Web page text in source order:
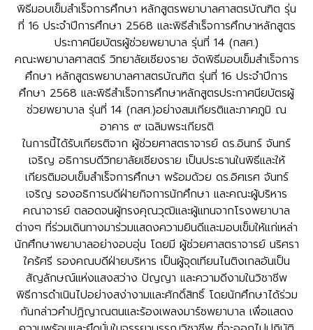
พิธีมอบเข็มสำเร็จการศึกษา หลักสูตรพยาบาลศาสตรบัณฑิต รุ่น
ที่ 16 ประจำปีการศึกษา 2568 และพิธีสำเร็จการศึกษาหลักสูตร
ประกาศนียบัตรผู้ช่วยพยาบาล รุ่นที่ 14 (กสศ.)
คณะพยาบาลศาสตร์ วิทยาลัยเชียงราย จัดพิธีมอบเข็มสำเร็จการ
ศึกษา หลักสูตรพยาบาลศาสตรบัณฑิต รุ่นที่ 16 ประจำปีการ
ศึกษา 2568 และพิธีสำเร็จการศึกษาหลักสูตรประกาศนียบัตรผู้
ช่วยพยาบาล รุ่นที่ 14 (กสศ.)อย่างสมเกียรติและภาคภูมิ ณ
อาคาร ๙ เฉลิมพระเกียรติ
ในการนี้ได้รับเกียรติจาก ผู้ช่วยศาสตราจารย์ ดร.อินทร์ จันทร์
เจริญ อธิการบดีวิทยาลัยเชียงราย เป็นประธานในพิธีและให้
เกียรติมอบเข็มสำเร็จการศึกษา พร้อมด้วย ดร.อิศเรศ จันทร์
เจริญ รองอธิการบดีฝ่ายกิจการนักศึกษา และคณะผู้บริหาร
คณาจารย์ ตลอดจนผู้ทรงคุณวุฒิและผู้แทนจากโรงพยาบาล
ต่างๆ ที่ร่วมเดินทางมาร่วมแสดงความยินดีและมอบเข็มให้แก่เหล่า
นักศึกษาพยาบาลอย่างอบอุ่น โดยมี ผู้ช่วยศาสตราจารย์ นริศรา
ใคร้ศรี รองคณบดีฝ่ายบริหาร เป็นผู้จุดเทียนไนติงเกลอันเป็น
สัญลักษณ์แห่งแสงสว่าง ปัญญา และความดีงามในวิชาชีพ
พิธีการดำเนินไปอย่างสง่างามและศักดิ์สิทธิ์ โดยนักศึกษาได้ร่วม
กันกล่าวคำปฏิญาณตนและร้องเพลงมาร์ชพยาบาล เพื่อแสดง